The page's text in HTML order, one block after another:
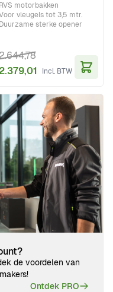
RVS motorbakken
vleugels tot 3,5 mtr.
Duurzame sterke opener
de voordelen van
Ontdek PRO